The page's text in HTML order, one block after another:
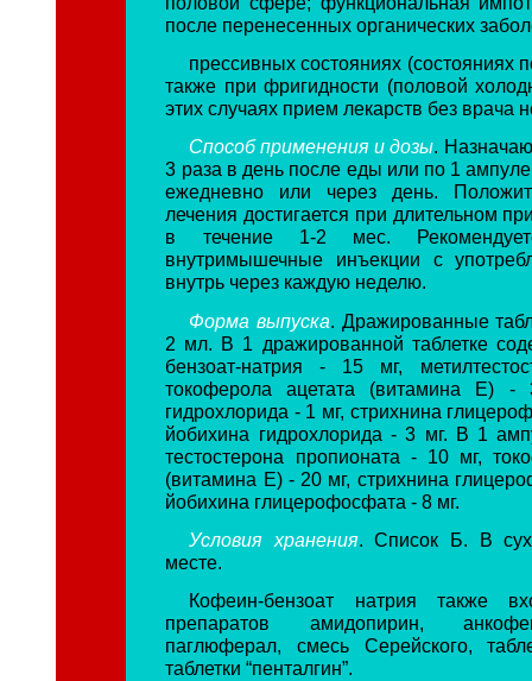
после перенесенных органических
прессивных состояниях (состояниях
также при фригидности (половой
этих случаях прием лекарств без врача
Способ применения и дозы.
3 раза в день после еды или по 1
ежедневно или через день.
лечения достигается при длительном
в течение 1-2 мес.
внутримышечные инъекции с
внутрь через каждую неделю.
Форма выпуска. Дражированные
2 мл. В 1 дражированной таблетке
бензоат-натрия - 15 мг,
токоферола ацетата (витамина Е) -
гидрохлорида - 1 мг, стрихнина
йобихина гидрохлорида - 3 мг. В 1
тестостерона пропионата - 10 мг,
(витамина Е) - 20 мг, стрихнина
йобихина глицерофосфата - 8 мг.
Условия хранения. Список Б. В
месте.
Кофеин-бензоат натрия также
препаратов амидопирин,
паглюферал, смесь Серейского,
таблетки “пенталгин”.